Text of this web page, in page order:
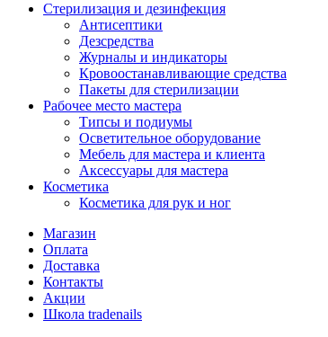
Стерилизация и дезинфекция
Антисептики
Дезсредства
Журналы и индикаторы
Кровоостанавливающие средства
Пакеты для стерилизации
Рабочее место мастера
Типсы и подиумы
Осветительное оборудование
Мебель для мастера и клиента
Аксессуары для мастера
Косметика
Косметика для рук и ног
Магазин
Оплата
Доставка
Контакты
Акции
Школа tradenails